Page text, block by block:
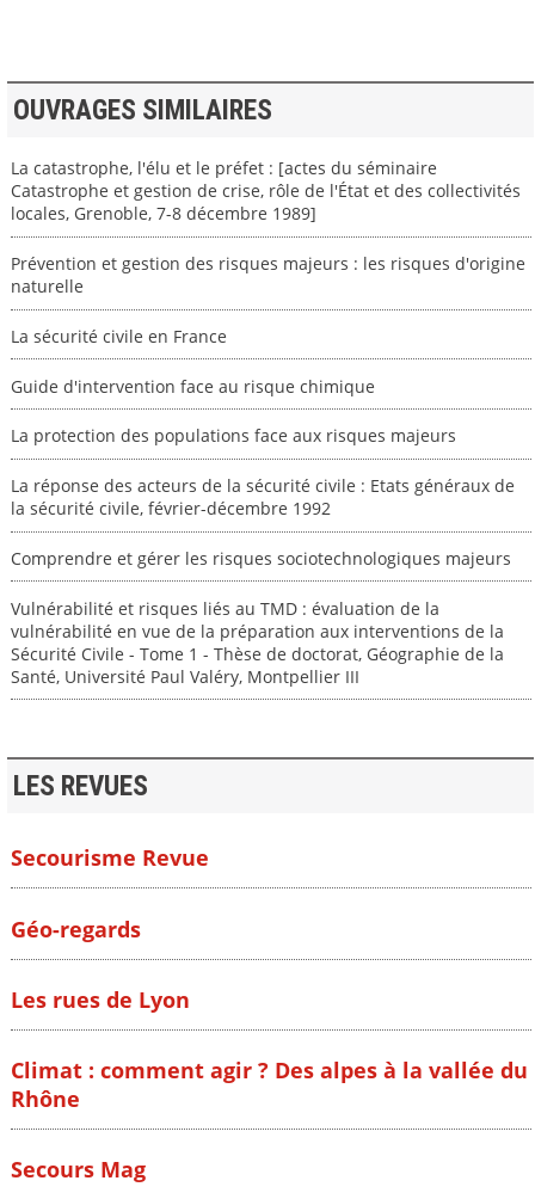
OUVRAGES SIMILAIRES
La catastrophe, l'élu et le préfet : [actes du séminaire
Catastrophe et gestion de crise, rôle de l'État et des collectivités
locales, Grenoble, 7-8 décembre 1989]
Prévention et gestion des risques majeurs : les risques d'origine
naturelle
La sécurité civile en France
Guide d'intervention face au risque chimique
La protection des populations face aux risques majeurs
La réponse des acteurs de la sécurité civile : Etats généraux de
la sécurité civile, février-décembre 1992
Comprendre et gérer les risques sociotechnologiques majeurs
Vulnérabilité et risques liés au TMD : évaluation de la
vulnérabilité en vue de la préparation aux interventions de la
Sécurité Civile - Tome 1 - Thèse de doctorat, Géographie de la
Santé, Université Paul Valéry, Montpellier III
LES REVUES
Secourisme Revue
Géo-regards
Les rues de Lyon
Climat : comment agir ? Des alpes à la vallée du
Rhône
Secours Mag